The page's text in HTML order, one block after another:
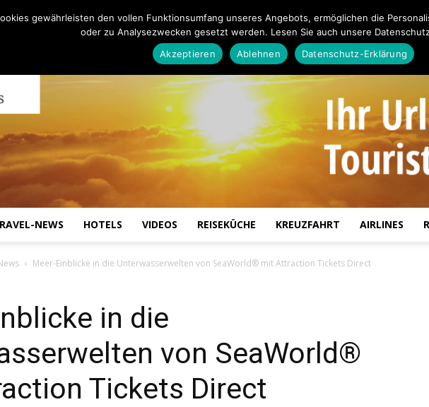
NEWS HOTELS VIDEOS REISEKÜCHE KREUZFAHRT AIRLINES
Meer-Einblicke in die Unterwasserwelten von SeaWorld® mit Attraction Tickets Direct
in die
von SeaWorld®
Tickets Direct
gewährleisten den vollen Funktionsumfang unseres Angebots, ermöglichen die
oder zu Analysezwecken gesetzt werden. Lesen Sie auch unsere
Akzeptieren
Ablehnen Datenschutz-Erklärung